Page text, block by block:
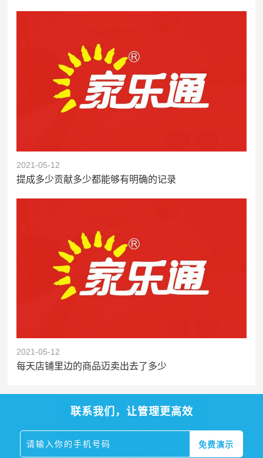
2021-05-12
提成多少贡献多少都能够有明确的记录
2021-05-12
每天店铺里边的商品迈卖出去了多少
联系我们，让管理更高效